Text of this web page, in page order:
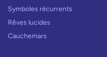
Symboles récurrents
Rêves lucides
Cauchemars